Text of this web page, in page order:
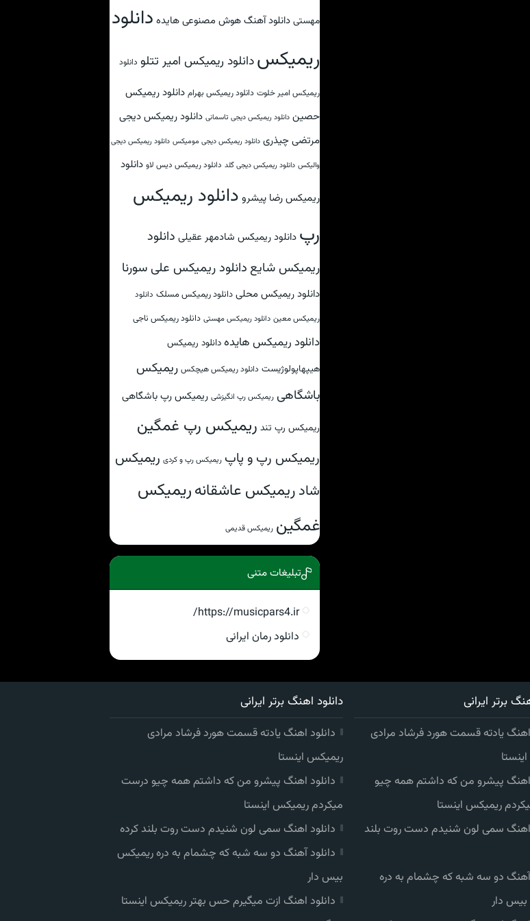
مهستی دانلود آهنگ هوش مصنوعی هایده دانلود
ریمیکسدانلود ریمیکس امیر تتلو دانلود
ریمیکس امیر خلوت دانلود ریمیکس بهرام دانلود ریمیکس
حصین دانلود ریمیکس دیجی تاسمانی دانلود ریمیکس دیجی
مرتضی چیذری دانلود ریمیکس دیجی مومیکس دانلود ریمیکس دیجی
والیکس دانلود ریمیکس دیجی گلد دانلود ریمیکس دیس لاو دانلود
ریمیکس رضا پیشرو دانلود ریمیکس
رپ دانلود ریمیکس شادمهر عقیلی دانلود
ریمیکس شایع دانلود ریمیکس علی سورنا
دانلود ریمیکس محلی دانلود ریمیکس مسلک دانلود
ریمیکس معین دانلود ریمیکس مهستی دانلود ریمیکس ناجی
دانلود ریمیکس هایده دانلود ریمیکس
هیپهاپولوژیست دانلود ریمیکس هیچکس ریمیکس
باشگاهی ریمیکس رپ انگیزشی ریمیکس رپ باشگاهی
ریمیکس رپ تند ریمیکس رپ غمگین
ریمیکس رپ و پاپ ریمیکس رپ و کردی ریمیکس
شادریمیکس عاشقانهریمیکس
غمگین ریمیکس قدیمی
تبلیغات متنی
https://musicpars4.ir/
دانلود رمان ایرانی
برتر ایرانی
اهنگ یادته قسمت هورد فرشاد مرادی
اهنگ پیشرو من که داشتم همه چیو
ریمیکس اینستا
اهنگ سمی لون شنیدم دست روت بلند
آهنگ دو سه شبه که چشمام به دره
دار
دانلود اهنگ برتر ایرانی
دانلود اهنگ یادته قسمت هورد فرشاد مرادی
ریمیکس اینستا
دانلود اهنگ پیشرو من که داشتم همه چیو درست
میکردم ریمیکس اینستا
دانلود اهنگ سمی لون شنیدم دست روت بلند کرده
دانلود آهنگ دو سه شبه که چشمام به دره ریمیکس
بیس دار
دانلود اهنگ ازت میگیرم حس بهتر ریمیکس اینستا